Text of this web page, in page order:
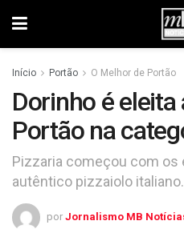
Início Portão O Melhor de Portão
Dorinho é
Portão na
Pizzaria começou com
autêntico pizzaiolo italiano.
por Jornalismo MB